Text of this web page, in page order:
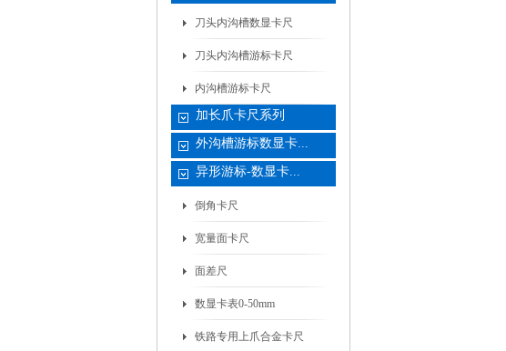
刀头内沟槽数显卡尺
刀头内沟槽游标卡尺
内沟槽游标卡尺
加长爪卡尺系列
外沟槽游标数显卡...
异形游标-数显卡...
倒角卡尺
宽量面卡尺
面差尺
数显卡表0-50mm
铁路专用上爪合金卡尺